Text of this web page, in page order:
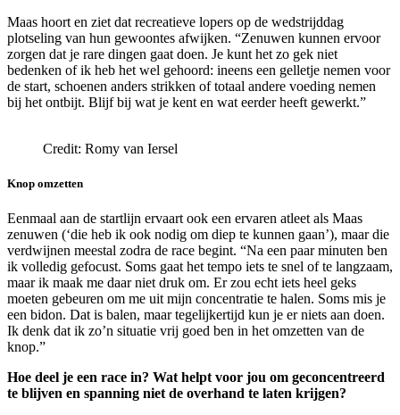
Maas hoort en ziet dat recreatieve lopers op de wedstrijddag
plotseling van hun gewoontes afwijken. “Zenuwen kunnen ervoor
zorgen dat je rare dingen gaat doen. Je kunt het zo gek niet
bedenken of ik heb het wel gehoord: ineens een gelletje nemen voor
de start, schoenen anders strikken of totaal andere voeding nemen
bij het ontbijt. Blijf bij wat je kent en wat eerder heeft gewerkt.”
Credit: Romy van Iersel
Knop omzetten
Eenmaal aan de startlijn ervaart ook een ervaren atleet als Maas
zenuwen (‘die heb ik ook nodig om diep te kunnen gaan’), maar die
verdwijnen meestal zodra de race begint. “Na een paar minuten ben
ik volledig gefocust. Soms gaat het tempo iets te snel of te langzaam,
maar ik maak me daar niet druk om. Er zou echt iets heel geks
moeten gebeuren om me uit mijn concentratie te halen. Soms mis je
een bidon. Dat is balen, maar tegelijkertijd kun je er niets aan doen.
Ik denk dat ik zo’n situatie vrij goed ben in het omzetten van de
knop.”
Hoe deel je een race in? Wat helpt voor jou om geconcentreerd
te blijven en spanning niet de overhand te laten krijgen?